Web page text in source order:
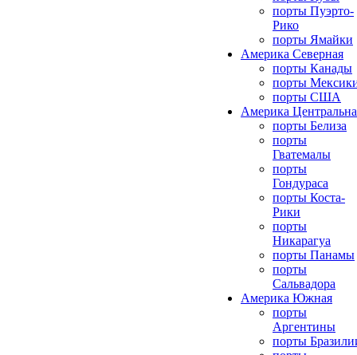
порты Пуэрто-
Рико
порты Ямайки
Америка Северная
порты Канады
порты
порты США
Америка
порты Белиза
порты
Гватемалы
порты
Гондураса
порты Коста-
Рики
порты
Никарагуа
порты Панамы
порты
Сальвадора
Америка Южная
порты
Аргентины
порты